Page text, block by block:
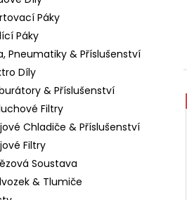
Páky
Páky
Pneumatiky & Příslušenství
Díly
& Příslušenství
Filtry
Chladiče & Příslušenství
Filtry
Soustava
& Tlumiče
6202 2RS STOMP,